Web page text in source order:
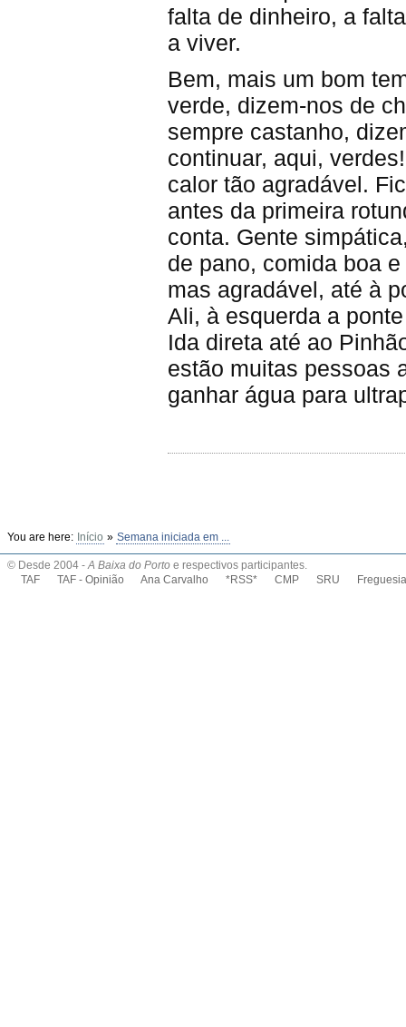
falta de dinheiro, a
a viver.
Bem, mais um bom
verde, dizem-nos de
sempre castanho,
continuar, aqui,
calor tão agradável.
antes da primeira
conta. Gente
de pano, comida boa
mas agradável, até à
Ali, à esquerda a
Ida direta até ao
estão muitas pessoas
ganhar água para
You are here: Início » Semana iniciada em ...
© Desde 2004 - A Baixa do Porto e respectivos participantes.
TAF
TAF - Opinião Ana Carvalho *RSS* CMP SRU